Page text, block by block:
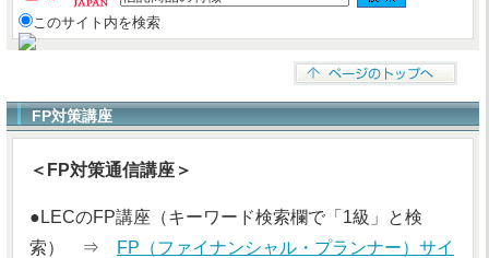
このサイト内を検索
FP対策講座
＜FP対策通信講座＞
●LECのFP講座（キーワード検索欄で「1級」と検
索） ⇒
FP（ファイナンシャル・プランナー）サイ